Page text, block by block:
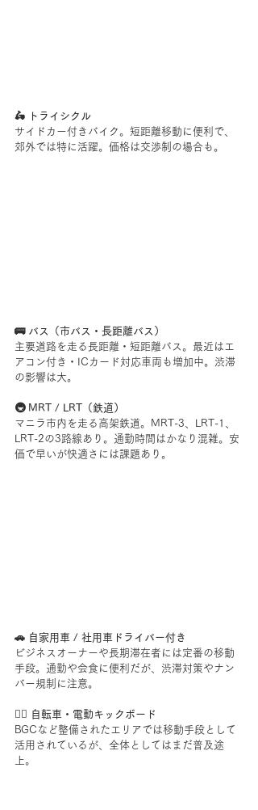
🛵 トライシクル
サイドカー付きバイク。短距離移動に便利で、
郊外では特に活躍。価格は交渉制の場合も。
🚌 バス（市バス・長距離バス）
主要道路を走る長距離・短距離バス。最近はエ
アコン付き・ICカード対応車両も増加中。渋滞
の影響は大。
🚇 MRT / LRT（鉄道）
マニラ市内を走る高架鉄道。MRT-3、LRT-1、
LRT-2の3路線あり。通勤時間はかなり混雑。安
価で早いが快適さには課題あり。
🚗 自家用車 / 社用車ドライバー付き
ビジネスオーナーや長期滞在者には定番の移動
手段。通勤や会食に便利だが、渋滞対策やナン
バー規制に注意。
🚴‍♂️ 自転車・電動キックボード
BGCなど整備されたエリアでは移動手段として
活用されているが、全体としてはまだ普及途
上。